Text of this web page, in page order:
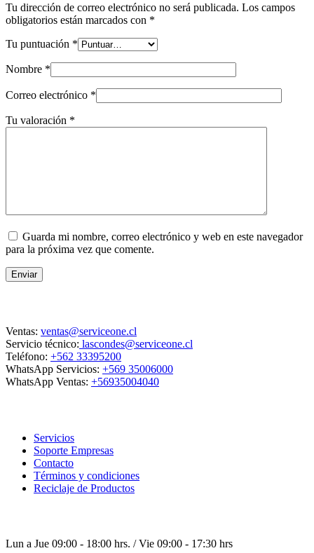
Tu dirección de correo electrónico no será publicada. Los campos
obligatorios están marcados con *
Tu puntuación *
Nombre *
Correo electrónico *
Tu valoración *
Guarda mi nombre, correo electrónico y web en este navegador
para la próxima vez que comente.
Enviar
Ventas: ventas@serviceone.cl
Servicio técnico: lascondes@serviceone.cl
Teléfono: +562 33395200
WhatsApp Servicios: +569 35006000
WhatsApp Ventas: +56935004040
Servicios
Soporte Empresas
Contacto
Términos y condiciones
Reciclaje de Productos
Lun a Jue 09:00 - 18:00 hrs. / Vie 09:00 - 17:30 hrs